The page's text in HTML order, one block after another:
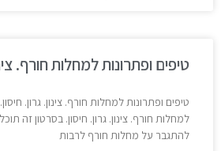
טיפים ופתרונות למחלות חורף.
טיפים ופתרונות למחלות חורף. צינון. גרון.
למחלות חורף. צינון. גרון. חיסון. בסרטון זה
להתגבר על מחלות חורף לרבות